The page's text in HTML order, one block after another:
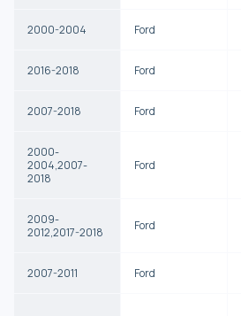
2000-2004 Ford
2016-2018 Ford
2007-2018 Ford
2000-
2004,2007-
2018
Ford
2009-
2012,2017-2018
Ford
2007-2011 Ford